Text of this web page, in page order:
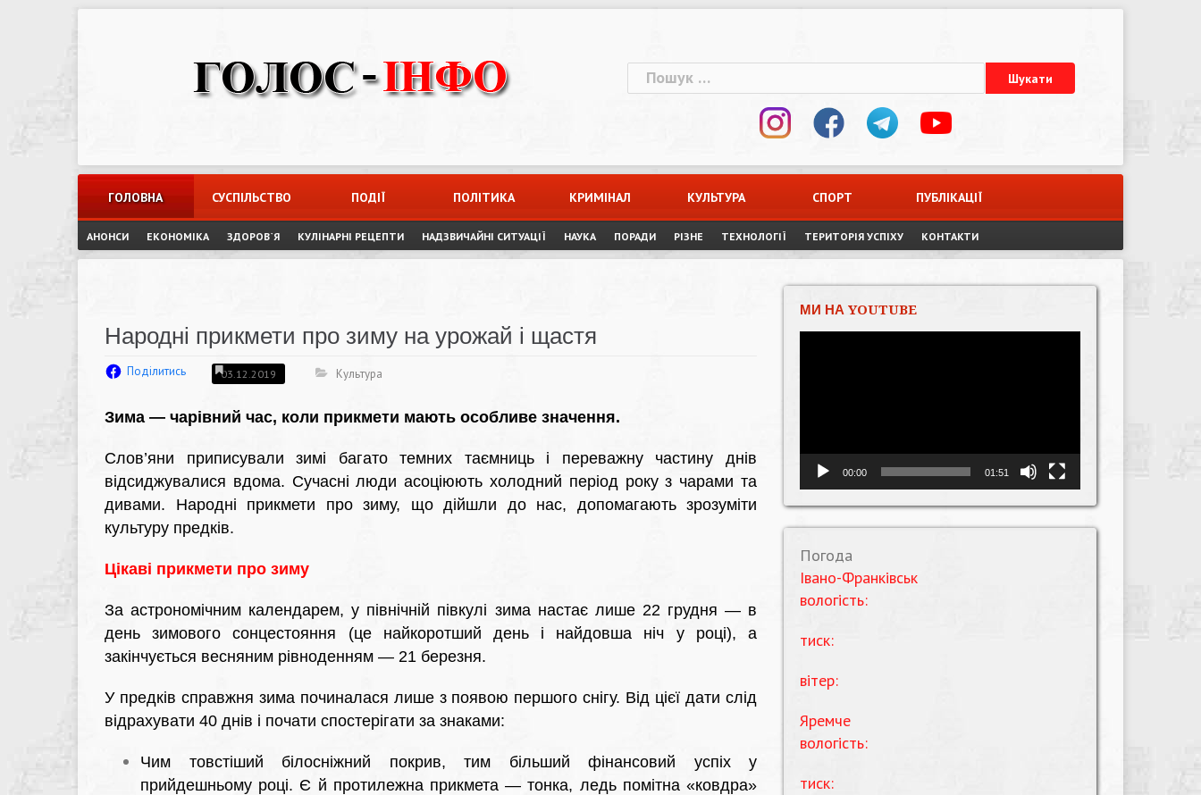
Пошук:
ГОЛОВНА СУСПІЛЬСТВО ПОДІЇ ПОЛІТИКА КРИМІНАЛ КУЛЬТУРА СПОРТ ПУБЛІКАЦІЇ
АНОНСИ ЕКОНОМІКА ЗДОРОВ`Я КУЛІНАРНІ РЕЦЕПТИ НАДЗВИЧАЙНІ СИТУАЦІЇ НАУКА ПОРАДИ РІЗНЕ ТЕХНОЛОГІЇ ТЕРИТОРІЯ УСПІХУ КОНТАКТИ
Народні прикмети про зиму на урожай і щастя
Поділитись 03.12.2019 Культура
Зима — чарівний час, коли прикмети мають особливе значення.
Слов’яни приписували зимі багато темних таємниць і переважну частину днів
відсиджувалися вдома. Сучасні люди асоціюють холодний період року з чарами та
дивами. Народні прикмети про зиму, що дійшли до нас, допомагають зрозуміти
культуру предків.
Цікаві прикмети про зиму
За астрономічним календарем, у північній півкулі зима настає лише 22 грудня — в
день зимового сонцестояння (це найкоротший день і найдовша ніч у році), а
закінчується весняним рівноденням — 21 березня.
У предків справжня зима починалася лише з появою першого снігу. Від цієї дати слід
відрахувати 40 днів і почати спостерігати за знаками:
Чим товстіший білосніжний покрив, тим більший фінансовий успіх у
прийдешньому році. Є й протилежна прикмета — тонка, ледь помітна «ковдра»
МИ НА YOUTUBE
00:00 01:51
Погода
Івано-Франківськ
вологість:
тиск:
вітер:
Яремче
вологість:
тиск: